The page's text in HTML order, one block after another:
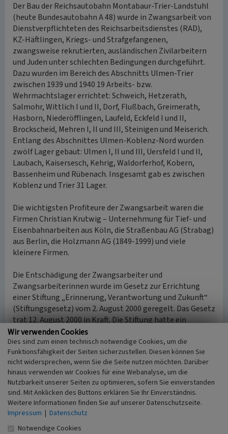
Der Bau der Reichsautobahn Montabaur-Trier-Landstuhl
(heute Bundesautobahn A 48) wurde in Zwangsarbeit von
Dienstverpflichteten des Reichsarbeitsdienstes (RAD),
KZ-Häftlingen, Kriegs- und Strafgefangenen,
zwangsweise rekrutierten, ausländischen Zivilarbeitern
und Juden unter schlechten Bedingungen durchgeführt.
Dazu wurden im Bereich des Abschnitts Ulmen-Trier
zwischen 1939 und 1940 19 Arbeits- bzw.
Wehrmachtslager errichtet: Schweich, Hetzerath,
Salmohr, Wittlich I und II, Dorf, Flußbach, Greimerath,
Hasborn, Niederöfflingen, Laufeld, Eckfeld I und II,
Brockscheid, Mehren I, II und III, Steinigen und Meiserich.
Entlang des Abschnittes Ulmen-Koblenz-Nord wurden
zwölf Lager gebaut: Ulmen I, II und III, Uersfeld I und II,
Laubach, Kaisersesch, Kehrig, Waldorferhof, Kobern,
Bassenheim und Rübenach. Insgesamt gab es zwischen
Koblenz und Trier 31 Lager.
Die wichtigsten Profiteure der Zwangsarbeit waren die
Firmen Christian Krutwig – Unternehmung für Tief- und
Eisenbahnarbeiten aus Köln, die Straßenbau AG (Strabag)
aus Berlin, die Holzmann AG (1849-1999) und viele
kleinere Firmen.
Die Entschädigung der Zwangsarbeiter und
Zwangsarbeiterinnen wurde im Gesetz zur Errichtung
einer Stiftung „Erinnerung, Verantwortung und Zukunft“
(Stiftungsgesetz) vom 2. August 2000 geregelt. Das Gesetz
trat 12. August 2000 in Kraft. Die Stiftung hatte ein
Vermögen von 10 Milliarden DM (Deutsche Mark), das
entspricht etwa 5 Milliarden Euro), von dem die Hälfte aus
Mitteln des Bundes und der Wirtschaft stammte. Die
Entschädigung kam faktisch 50 Jahre zu spät, da im Jahre
2000 von den 13,7 Millionen Zwangsarbeiterinnen und
Zwangsarbeitern nur noch 2,7 Millionen lebten. Davon
erhielten 1,3 Millionen (KZ-Häftlinge und ausländische
Zwangsarbeiterinnen und Zwangsarbeiter) bis 2007 eine
Entschädigung (Schmitt-Kölzer 2016, S. 58-97).
Wir verwenden Cookies
Dies sind zum einen technisch notwendige Cookies, um die
Funktionsfähigkeit der Seiten sicherzustellen. Diesen können Sie
nicht widersprechen, wenn Sie die Seite nutzen möchten. Darüber
hinaus verwenden wir Cookies für eine Webanalyse, um die
Nutzbarkeit unserer Seiten zu optimieren, sofern Sie einverstanden
sind. Mit Anklicken des Buttons erklären Sie Ihr Einverständnis.
Weitere Informationen finden Sie auf unserer Datenschutzseite.
Impressum | Datenschutz
Notwendige Cookies